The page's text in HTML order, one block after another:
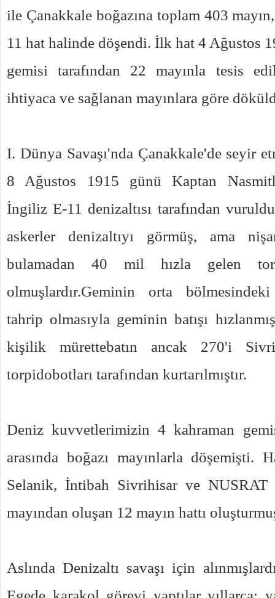
ile Çanakkale boğazına toplam 403
11 hat halinde döşendi. İlk hat 4 Ağustos
gemisi tarafından 22 mayınla tesis
ihtiyaca ve sağlanan mayınlara göre
I. Dünya Savaşı'nda Çanakkale'de seyir
8 Ağustos 1915 günü Kaptan
İngiliz E-11 denizaltısı tarafından
askerler denizaltıyı görmüş, ama
bulamadan 40 mil hızla gelen
olmuşlardır.Geminin orta
tahrip olmasıyla geminin batışı
kişilik mürettebatın ancak 270'i
torpidobotları tarafından kurtarılmıştır.
Deniz kuvvetlerimizin 4 kahraman
arasında boğazı mayınlarla döşemişti.
Selanik, İntibah Sivrihisar ve NUSRAT
mayından oluşan 12 mayın hattı
Aslında Denizaltı savaşı için